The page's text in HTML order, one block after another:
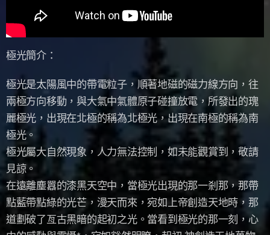
極光簡介：
極光是太陽風中的帶電粒子，順著地磁的磁力線方向，往
兩極方向移動，與大氣中氣體原子碰撞放電，所發出的瑰
麗極光，出現在北極的稱為北極光，出現在南極的稱為南
極光。
極光屬大自然現象，人力無法控制，如未能觀賞到，敬請
見諒。
在遠離塵囂的漆黑天空中，當極光出現的那一剎那，那帶
點藍帶點綠的光芒，漫天而來，宛如上帝創造天地時，那
道劃破了亙古黑暗的起初之光。當看到極光的那一刻，心